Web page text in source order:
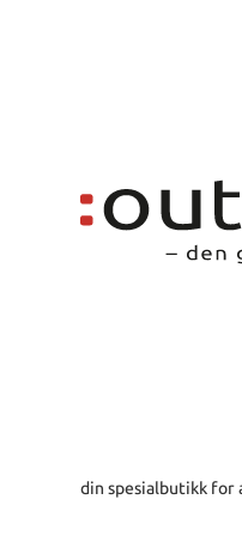
din spesialbutikk